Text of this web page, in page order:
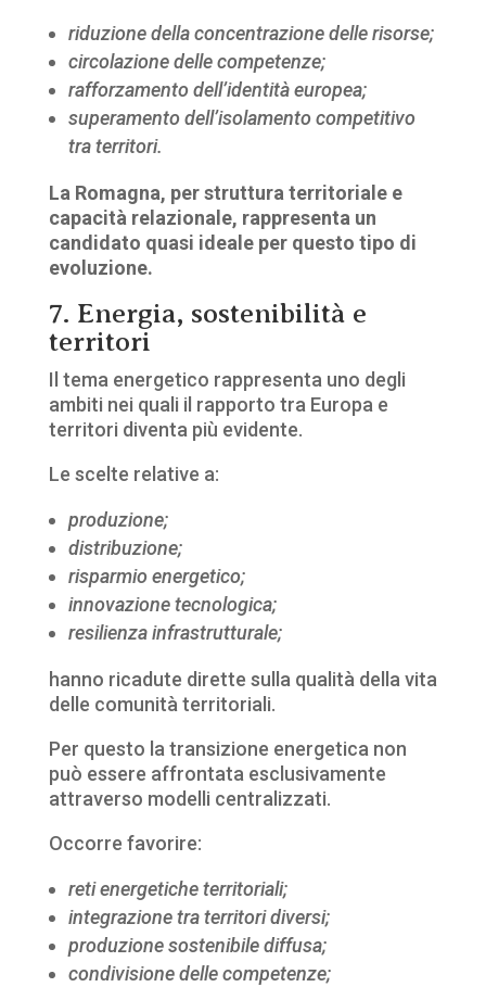
riduzione della concentrazione delle risorse;
circolazione delle competenze;
rafforzamento dell’identità europea;
superamento dell’isolamento competitivo
tra territori.
La Romagna, per struttura territoriale e
capacità relazionale, rappresenta un
candidato quasi ideale per questo tipo di
evoluzione.
7. Energia, sostenibilità e
territori
Il tema energetico rappresenta uno degli
ambiti nei quali il rapporto tra Europa e
territori diventa più evidente.
Le scelte relative a:
produzione;
distribuzione;
risparmio energetico;
innovazione tecnologica;
resilienza infrastrutturale;
hanno ricadute dirette sulla qualità della vita
delle comunità territoriali.
Per questo la transizione energetica non
può essere affrontata esclusivamente
attraverso modelli centralizzati.
Occorre favorire:
reti energetiche territoriali;
integrazione tra territori diversi;
produzione sostenibile diffusa;
condivisione delle competenze;